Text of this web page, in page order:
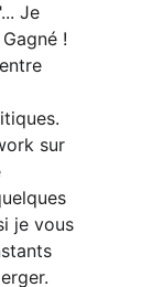
Je
!
sur
je vous